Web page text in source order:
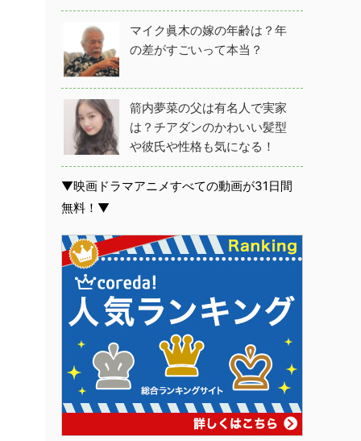
マイク眞木の嫁の年齢は？年
の差がすごいって本当？
箭内夢菜の父は有名人で実家
は？チアダンのかわいい髪型
や彼氏や性格も気になる！
▼映画ドラマアニメすべての動画が31日間
無料！▼